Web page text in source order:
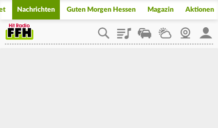
Nachrichten Guten Morgen Hessen Magazin Aktionen
PlaylistStaupilotWetterWebcam